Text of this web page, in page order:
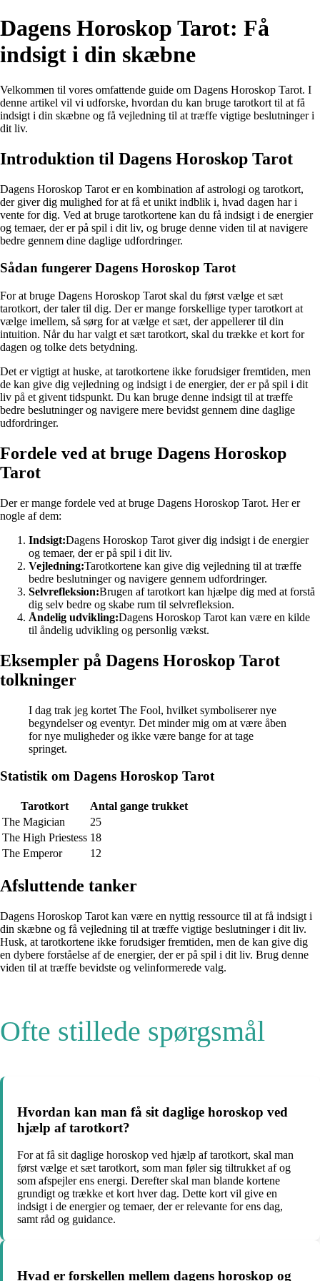
Dagens Horoskop Tarot: Få
indsigt i din skæbne
Velkommen til vores omfattende guide om Dagens Horoskop Tarot. I
denne artikel vil vi udforske, hvordan du kan bruge tarotkort til at få
indsigt i din skæbne og få vejledning til at træffe vigtige beslutninger i
dit liv.
Introduktion til Dagens Horoskop Tarot
Dagens Horoskop Tarot er en kombination af astrologi og tarotkort,
der giver dig mulighed for at få et unikt indblik i, hvad dagen har i
vente for dig. Ved at bruge tarotkortene kan du få indsigt i de energier
og temaer, der er på spil i dit liv, og bruge denne viden til at navigere
bedre gennem dine daglige udfordringer.
Sådan fungerer Dagens Horoskop Tarot
For at bruge Dagens Horoskop Tarot skal du først vælge et sæt
tarotkort, der taler til dig. Der er mange forskellige typer tarotkort at
vælge imellem, så sørg for at vælge et sæt, der appellerer til din
intuition. Når du har valgt et sæt tarotkort, skal du trække et kort for
dagen og tolke dets betydning.
Det er vigtigt at huske, at tarotkortene ikke forudsiger fremtiden, men
de kan give dig vejledning og indsigt i de energier, der er på spil i dit
liv på et givent tidspunkt. Du kan bruge denne indsigt til at træffe
bedre beslutninger og navigere mere bevidst gennem dine daglige
udfordringer.
Fordele ved at bruge Dagens Horoskop
Tarot
Der er mange fordele ved at bruge Dagens Horoskop Tarot. Her er
nogle af dem:
Indsigt:Dagens Horoskop Tarot giver dig indsigt i de energier
og temaer, der er på spil i dit liv.
Vejledning:Tarotkortene kan give dig vejledning til at træffe
bedre beslutninger og navigere gennem udfordringer.
Selvrefleksion:Brugen af tarotkort kan hjælpe dig med at forstå
dig selv bedre og skabe rum til selvrefleksion.
Åndelig udvikling:Dagens Horoskop Tarot kan være en kilde
til åndelig udvikling og personlig vækst.
Eksempler på Dagens Horoskop Tarot
tolkninger
I dag trak jeg kortet The Fool, hvilket symboliserer nye
begyndelser og eventyr. Det minder mig om at være åben
for nye muligheder og ikke være bange for at tage
springet.
Statistik om Dagens Horoskop Tarot
Tarotkort
Antal gange trukket
The Magician
25
The High Priestess 18
The Emperor
12
Afsluttende tanker
Dagens Horoskop Tarot kan være en nyttig ressource til at få indsigt i
din skæbne og få vejledning til at træffe vigtige beslutninger i dit liv.
Husk, at tarotkortene ikke forudsiger fremtiden, men de kan give dig
en dybere forståelse af de energier, der er på spil i dit liv. Brug denne
viden til at træffe bevidste og velinformerede valg.
Ofte stillede spørgsmål
Hvordan kan man få sit daglige horoskop ved
hjælp af tarotkort?
For at få sit daglige horoskop ved hjælp af tarotkort, skal man
først vælge et sæt tarotkort, som man føler sig tiltrukket af og
som afspejler ens energi. Derefter skal man blande kortene
grundigt og trække et kort hver dag. Dette kort vil give en
indsigt i de energier og temaer, der er relevante for ens dag,
samt råd og guidance.
Hvad er forskellen mellem dagens horoskop og